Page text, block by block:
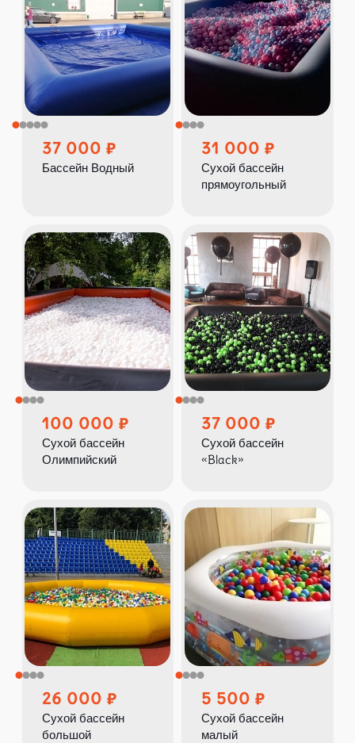
37 000
Бассейн Водный
31 000
Сухой бассейн
прямоугольный
100 000
Сухой бассейн
Олимпийский
37 000
Сухой бассейн
«Black»
26 000
Сухой бассейн
большой
5 500
Сухой бассейн
малый